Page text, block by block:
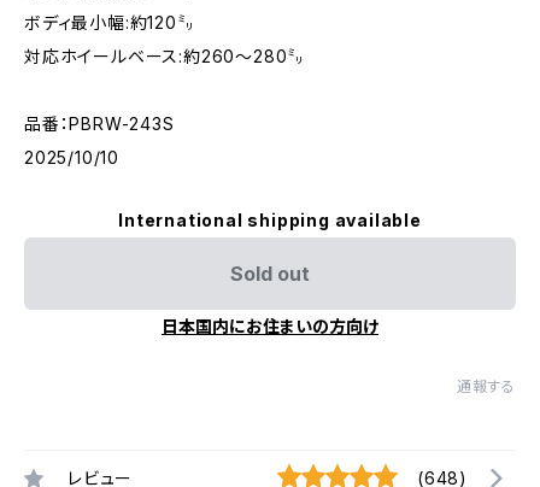
ボディ最小幅:約120㍉
対応ホイールベース:約260〜280㍉
品番：PBRW-243S
2025/10/10
International shipping available
Sold out
日本国内にお住まいの方向け
通報する
レビュー (648)